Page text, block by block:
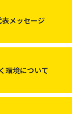
表メッセージ
環境について